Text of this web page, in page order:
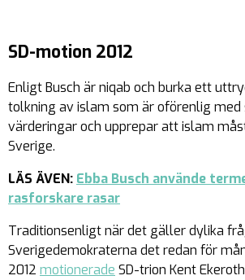
SD-motion 2012
Enligt Busch är niqab och burka ett
tolkning av islam som är oförenlig med
värderingar och upprepar att islam
Sverige.
LÄS ÄVEN: Ebba Busch använde
rasforskare rasar
Traditionsenligt när det gäller dylika
Sverigedemokraterna det redan för
2012 motionerade SD-trion Kent